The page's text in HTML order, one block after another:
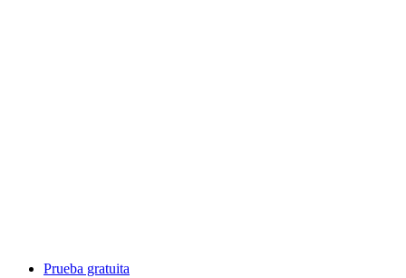
Prueba gratuita